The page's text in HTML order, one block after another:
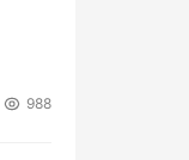
988